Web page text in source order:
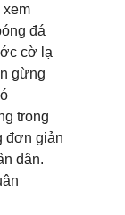
đá
cờ lạ
gừng
trong
đơn giản
dân.